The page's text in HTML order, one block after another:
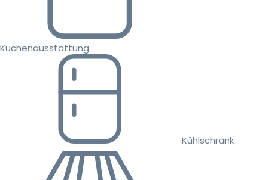
Küchenausstattung
Kühlschrank